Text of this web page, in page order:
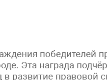
победителей
Эта награда
развитие правовой